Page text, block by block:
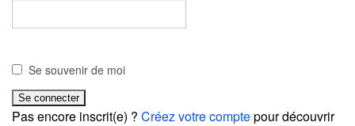
Se souvenir de moi
Pas encore inscrit(e) ? Créez votre comptepour découvrir